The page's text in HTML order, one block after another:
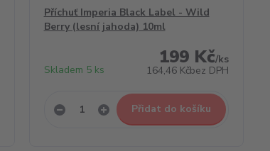
Příchuť Imperia Black Label - Wild
Berry (lesní jahoda) 10ml
199 Kč/ks
164,46 Kčbez DPH
Skladem 5 ks
Přidat do košíku